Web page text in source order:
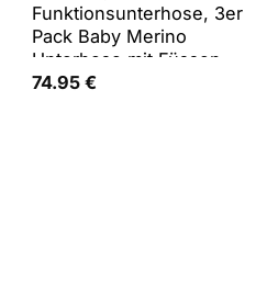
Funktionsunterhose, 3er
Pack Baby Merino
Unterhose mit Füssen -
9543 (74), Blau, Rosa,
74.95 €